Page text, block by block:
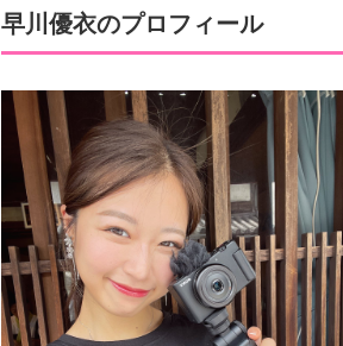
早川優衣のプロフィール